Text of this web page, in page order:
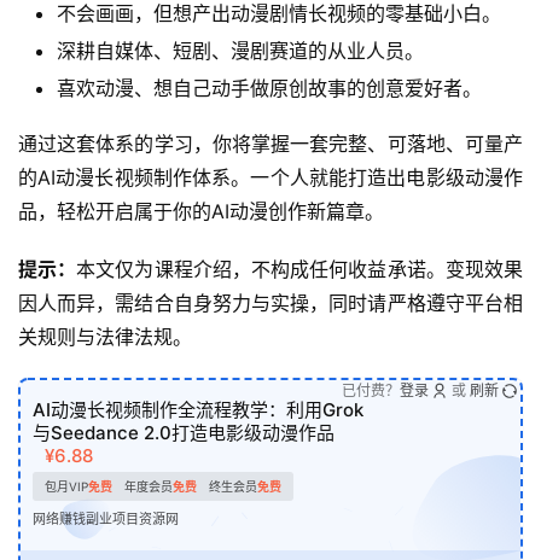
不会画画，但想产出动漫剧情长视频的零基础小白。
深耕自媒体、短剧、漫剧赛道的从业人员。
喜欢动漫、想自己动手做原创故事的创意爱好者。
通过这套体系的学习，你将掌握一套完整、可落地、可量产
的AI动漫长视频制作体系。一个人就能打造出电影级动漫作
品，轻松开启属于你的AI动漫创作新篇章。
提示：本文仅为课程介绍，不构成任何收益承诺。变现效果
因人而异，需结合自身努力与实操，同时请严格遵守平台相
关规则与法律法规。
AI动漫长视频制作全流程教学：利用Grok
与Seedance 2.0打造电影级动漫作品
¥6.88
包月VIP免费 年度会员免费 终生会员免费
网络赚钱副业项目资源网
已付费？ 登录 或 刷新